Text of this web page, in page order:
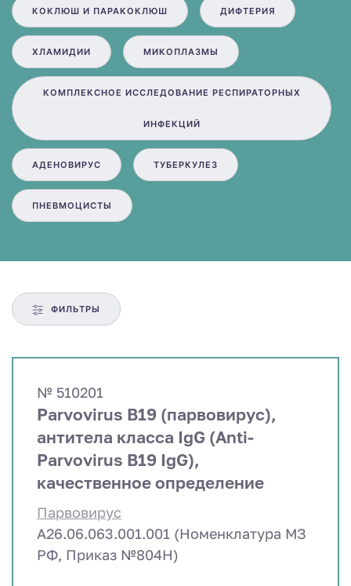
КОКЛЮШ И ПАРАКОКЛЮШ ДИФТЕРИЯ
ХЛАМИДИИ МИКОПЛАЗМЫ
КОМПЛЕКСНОЕ ИССЛЕДОВАНИЕ РЕСПИРАТОРНЫХ
ИНФЕКЦИЙ
АДЕНОВИРУС ТУБЕРКУЛЕЗ
ПНЕВМОЦИСТЫ
ФИЛЬТРЫ
№ 510201
Parvovirus B19 (парвовирус),
антитела класса IgG (Anti-
Parvovirus B19 IgG),
качественное определение
Парвовирус
A26.06.063.001.001 (Номенклатура МЗ
РФ, Приказ №804Н)